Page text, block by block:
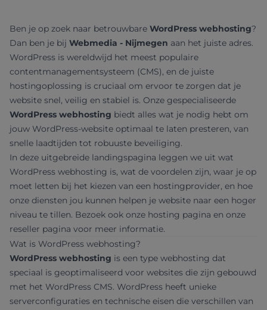
Ben je op zoek naar betrouwbare WordPress webhosting?
Dan ben je bij Webmedia - Nijmegen aan het juiste adres.
WordPress is wereldwijd het meest populaire
contentmanagementsysteem (CMS), en de juiste
hostingoplossing is cruciaal om ervoor te zorgen dat je
website snel, veilig en stabiel is. Onze gespecialiseerde
WordPress webhosting biedt alles wat je nodig hebt om
jouw WordPress-website optimaal te laten presteren, van
snelle laadtijden tot robuuste beveiliging.
In deze uitgebreide landingspagina leggen we uit wat
WordPress webhosting is, wat de voordelen zijn, waar je op
moet letten bij het kiezen van een hostingprovider, en hoe
onze diensten jou kunnen helpen je website naar een hoger
niveau te tillen. Bezoek ook onze hosting pagina en onze
reseller pagina voor meer informatie.
Wat is WordPress webhosting?
WordPress webhosting is een type webhosting dat
speciaal is geoptimaliseerd voor websites die zijn gebouwd
met het WordPress CMS. WordPress heeft unieke
serverconfiguraties en technische eisen die verschillen van